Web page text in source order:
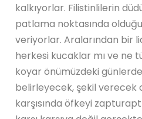
kalkıyorlar. Filistinlilerin
patlama noktasında
veriyorlar. Aralarından bir
herkesi kucaklar mı ve ne
koyar önümüzdeki
belirleyecek, şekil verecek
karşısında öfkeyi